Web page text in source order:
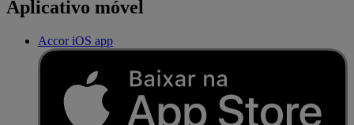
Aplicativo móvel
Accor iOS app